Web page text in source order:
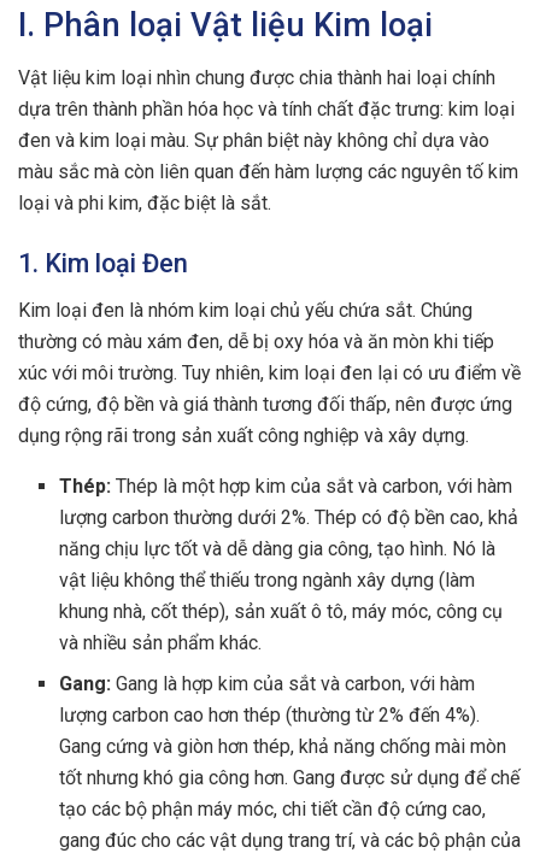
I. Phân loại Vật liệu Kim loại
Vật liệu kim loại nhìn chung được chia thành hai loại chính
dựa trên thành phần hóa học và tính chất đặc trưng: kim loại
đen và kim loại màu. Sự phân biệt này không chỉ dựa vào
màu sắc mà còn liên quan đến hàm lượng các nguyên tố kim
loại và phi kim, đặc biệt là sắt.
1. Kim loại Đen
Kim loại đen là nhóm kim loại chủ yếu chứa sắt. Chúng
thường có màu xám đen, dễ bị oxy hóa và ăn mòn khi tiếp
xúc với môi trường. Tuy nhiên, kim loại đen lại có ưu điểm về
độ cứng, độ bền và giá thành tương đối thấp, nên được ứng
dụng rộng rãi trong sản xuất công nghiệp và xây dựng.
Thép: Thép là một hợp kim của sắt và carbon, với hàm
lượng carbon thường dưới 2%. Thép có độ bền cao, khả
năng chịu lực tốt và dễ dàng gia công, tạo hình. Nó là
vật liệu không thể thiếu trong ngành xây dựng (làm
khung nhà, cốt thép), sản xuất ô tô, máy móc, công cụ
và nhiều sản phẩm khác.
Gang: Gang là hợp kim của sắt và carbon, với hàm
lượng carbon cao hơn thép (thường từ 2% đến 4%).
Gang cứng và giòn hơn thép, khả năng chống mài mòn
tốt nhưng khó gia công hơn. Gang được sử dụng để chế
tạo các bộ phận máy móc, chi tiết cần độ cứng cao,
gang đúc cho các vật dụng trang trí, và các bộ phận của